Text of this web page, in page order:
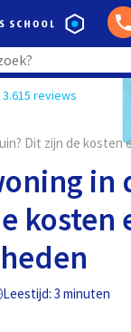
3.615 reviews
Dit zijn de kosten
in
kosten
Leestijd: 3 minuten